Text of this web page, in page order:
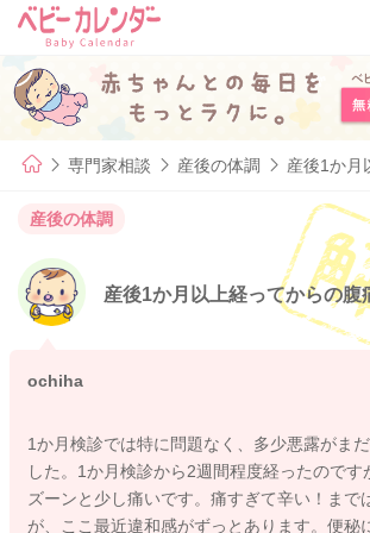
専門家相談 産後の体調 産後1か月
産後の体調
産後1か月以上経ってからの腹
ochiha
1か月検診では特に問題なく、多少悪露がま
した。1か月検診から2週間程度経ったのです
ズーンと少し痛いです。痛すぎて辛い！まで
が、ここ最近違和感がずっとあります。便秘